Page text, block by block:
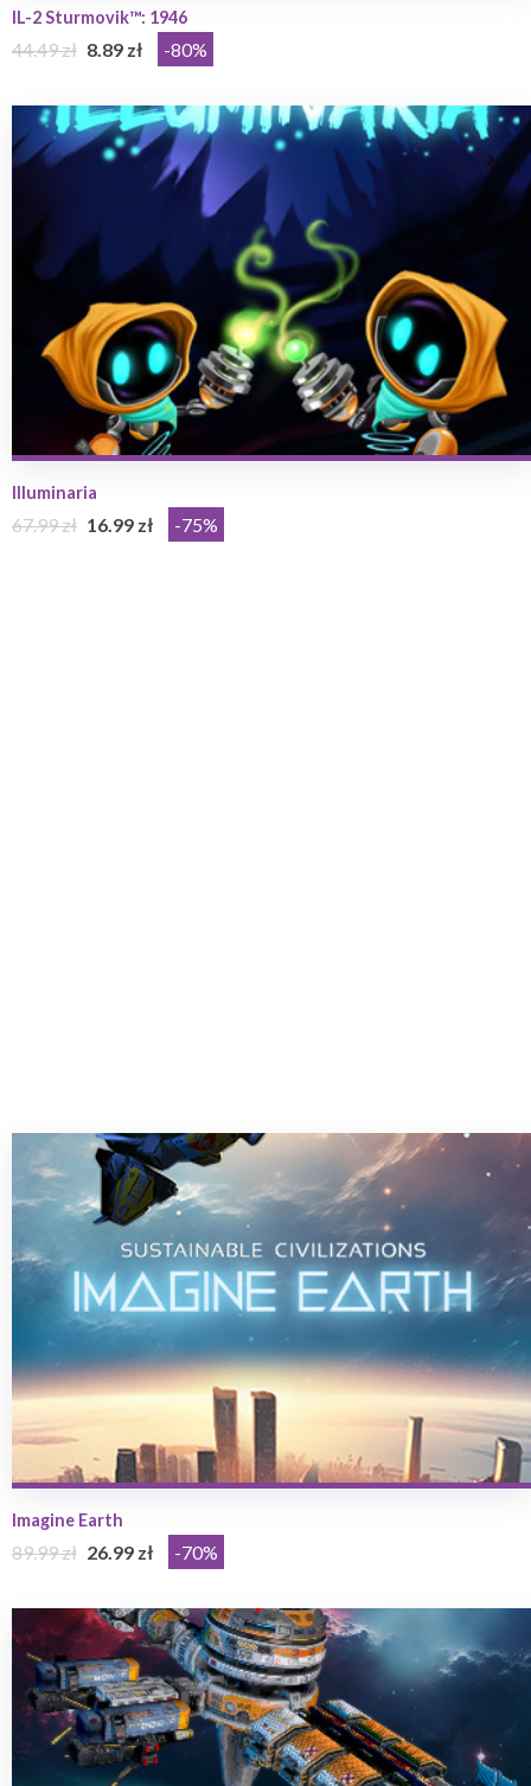
IL-2 Sturmovik™: 1946
44.49 zł 8.89 zł -80%
Illuminaria
67.99 zł 16.99 zł -75%
Imagine Earth
89.99 zł 26.99 zł -70%